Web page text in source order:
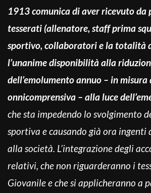
1913 comunica di aver ricevuto da
tesserati (allenatore, staff prima
sportivo, collaboratori e la totalità
l’unanime disponibilità alla
dell’emolumento annuo – in
onnicomprensiva – alla luce
che sta impedendo lo svolgimento
sportiva e causando già ora ingenti
alla società. L’integrazione degli
relativi, che non riguarderanno i
Giovanile e che si applicheranno a